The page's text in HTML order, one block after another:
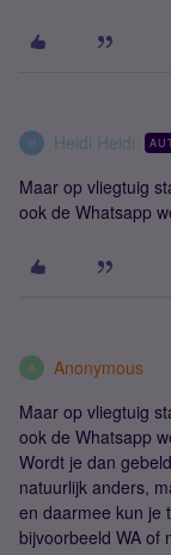
H Heidi Heidi
Maar op vliegtuig
ook de Whatsapp
A Anonymous
Maar op vliegtuig
ook de Whatsapp
Wordt je dan
natuurlijk anders,
en daarmee kun je
bijvoorbeeld WA of